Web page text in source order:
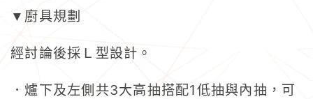
▼廚具規劃
經討論後採Ｌ型設計。
．爐下及左側共3大高抽搭配1低抽與內抽，可